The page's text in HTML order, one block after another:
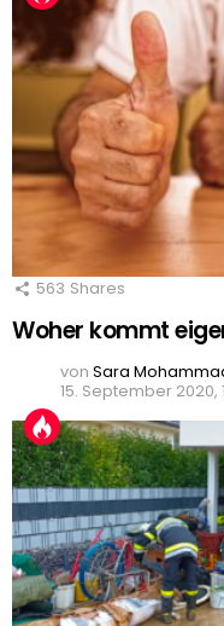
563 Shares
Woher kommt
von Sara
15. September 2020,